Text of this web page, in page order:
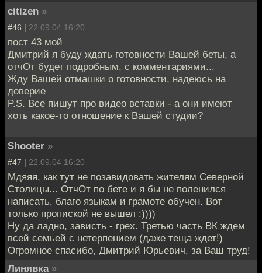
citizen »
#46 | 22.09.04 16:20
пост 43 мой
Дмитрий я буду ждать готовности Вашей беты, а
отчОт будет подробным, с комментариями...
Жду Вашей отмашки о готовности, надеюсь на
доверие
P.S. Все пишут про видео вставки - а они имеют
хоть какое-то отношение к Вашей студии?
Shooter »
#47 | 22.09.04 16:20
Мдяяя, как тут не позавидовать жителям Северной
Столицы... ОтчОт по бете и я бы не поленился
написать, благо языкам и грамоте обучен. Вот
только пропиской не вышел :))))
Ну да ладно, зависть - грех. Третью часть ВК ждем
всей семьей с нетерпением (даже теща ждет!)
Огромное спасибо, Дмитрий Юрьевич, за Ваш труд!
Линявка »